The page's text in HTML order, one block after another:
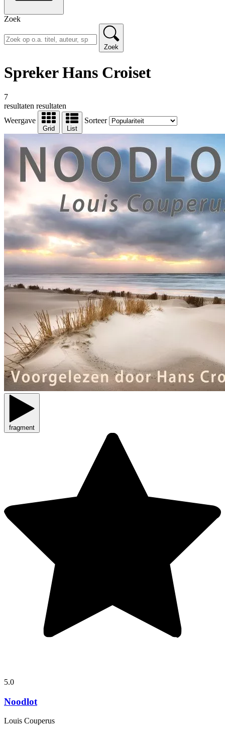
Zoek
Zoek
Spreker Hans Croiset
7
resultaten resultaten
Weergave
Grid List
Sorteer
fragment
5.0
Noodlot
Louis Couperus